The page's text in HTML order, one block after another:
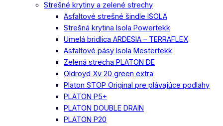
Strešné krytiny a zelené strechy
Asfaltové strešné šindle ISOLA
Strešná krytina Isola Powertekk
Umelá bridlica ARDESIA – TERRAFLEX
Asfaltové pásy Isola Mestertekk
Zelená strecha PLATON DE
Oldroyd Xv 20 green extra
Platon STOP Original pre plávajúce podlahy
PLATON P5+
PLATON DOUBLE DRAIN
PLATON P20